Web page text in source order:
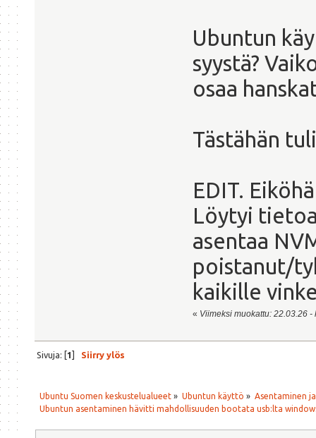
Ubuntun
syystä?
osaa
Tästähän
EDIT.
Löytyi
asentaa
poistanut/
kaikille
« Viimeksi muokattu: 22.03.26
Sivuja: [1] Siirry ylös
Ubuntu Suomen keskustelualueet » Ubuntun käyttö » Asentaminen
Ubuntun asentaminen hävitti mahdollisuuden bootata usb:lta